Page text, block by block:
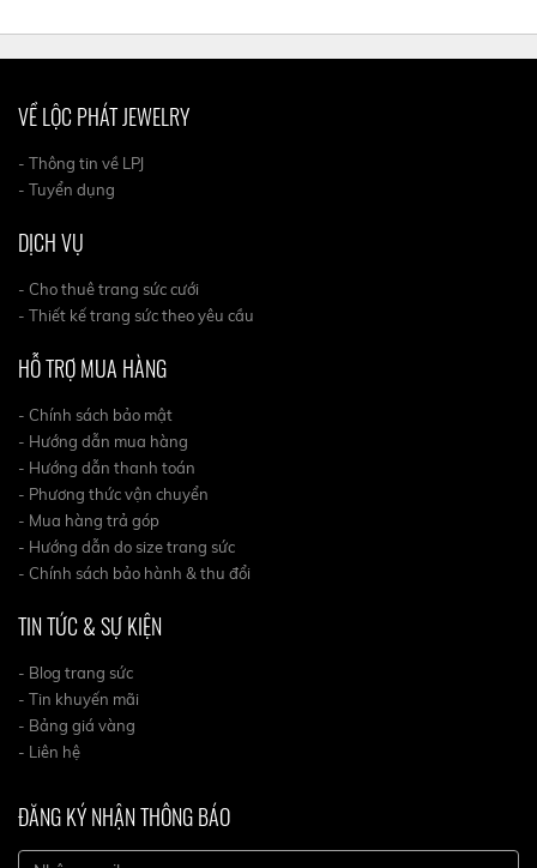
VỀ LỘC PHÁT JEWELRY
- Thông tin về LPJ
- Tuyển dụng
DỊCH VỤ
- Cho thuê trang sức cưới
- Thiết kế trang sức theo yêu cầu
HỖ TRỢ MUA HÀNG
- Chính sách bảo mật
- Hướng dẫn mua hàng
- Hướng dẫn thanh toán
- Phương thức vận chuyển
- Mua hàng trả góp
- Hướng dẫn do size trang sức
- Chính sách bảo hành & thu đổi
TIN TỨC & SỰ KIỆN
- Blog trang sức
- Tin khuyến mãi
- Bảng giá vàng
- Liên hệ
ĐĂNG KÝ NHẬN THÔNG BÁO